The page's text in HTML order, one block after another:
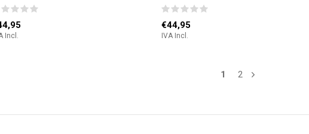
Incl.
€44,95
IVA Incl.
1 2